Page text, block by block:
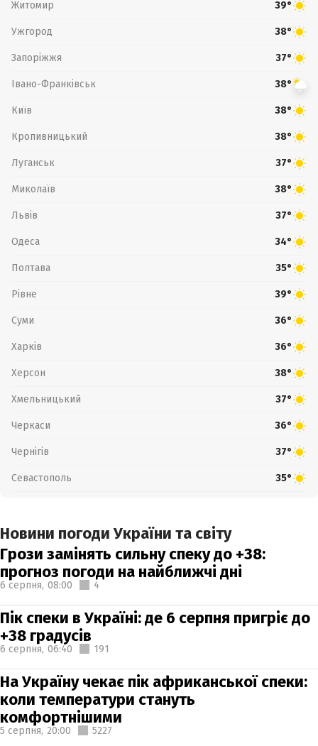
Житомир 39°
Ужгород 38°
Запоріжжя 37°
Івано-Франківськ 38°
Київ 38°
Кропивницький 38°
Луганськ 37°
Миколаїв 38°
Львів 37°
Одеса 34°
Полтава 35°
Рівне 39°
Суми 36°
Харків 36°
Херсон 38°
Хмельницький 37°
Черкаси 36°
Чернігів 37°
Севастополь 35°
Новини погоди України та світу
Грози замінять сильну спеку до +38:
прогноз погоди на найближчі дні
6 серпня, 08:00 4
Пік спеки в Україні: де 6 серпня пригріє до
+38 градусів
6 серпня, 06:40 191
На Україну чекає пік африканської спеки:
коли температури стануть
комфортнішими
5 серпня, 20:00 5227